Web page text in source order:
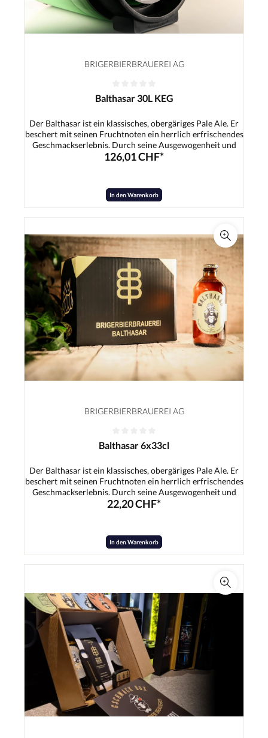
BRIGERBIERBRAUEREI AG
Balthasar 30L KEG
Der Balthasar ist ein klassisches, obergäriges Pale Ale. Er
beschert mit seinen Fruchtnoten ein herrlich erfrischendes
Geschmackserlebnis. Durch seine Ausgewogenheit und
dem leicht exotischen Hauch ist er der ideale Begleiter für
126,01 CHF*
In den Warenkorb
BRIGERBIERBRAUEREI AG
Balthasar 6x33cl
Der Balthasar ist ein klassisches, obergäriges Pale Ale. Er
beschert mit seinen Fruchtnoten ein herrlich erfrischendes
Geschmackserlebnis. Durch seine Ausgewogenheit und
dem leicht exotischen Hauch ist er der ideale Begleiter für
22,20 CHF*
In den Warenkorb